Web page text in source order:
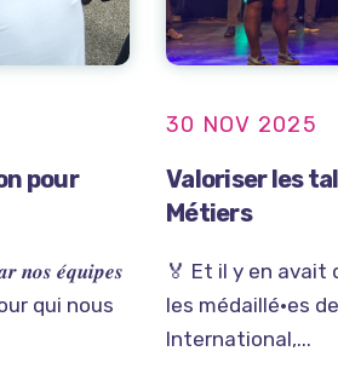
pour
𝒏𝒐𝒔 𝒆́𝒒𝒖𝒊𝒑𝒆𝒔
qui nous
30 NOV 2025
Valoriser les
Métiers
🏅 Et il y en
les médaillé·es
International,...